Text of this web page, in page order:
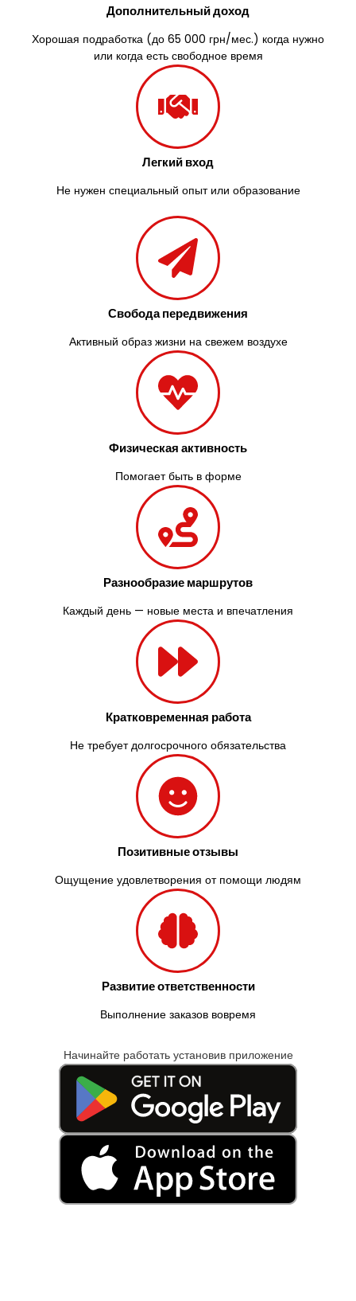
Дополнительный доход
Хорошая подработка (до 65 000 грн/мес.) когда нужно
или когда есть свободное время
Легкий вход
Не нужен специальный опыт или образование
Свобода передвижения
Активный образ жизни на свежем воздухе
Физическая активность
Помогает быть в форме
Разнообразие маршрутов
Каждый день — новые места и впечатления
Кратковременная работа
Не требует долгосрочного обязательства
Позитивные отзывы
Ощущение удовлетворения от помощи людям
Развитие ответственности
Выполнение заказов вовремя
Начинайте работать установив приложение
Звенигородка
Звягель